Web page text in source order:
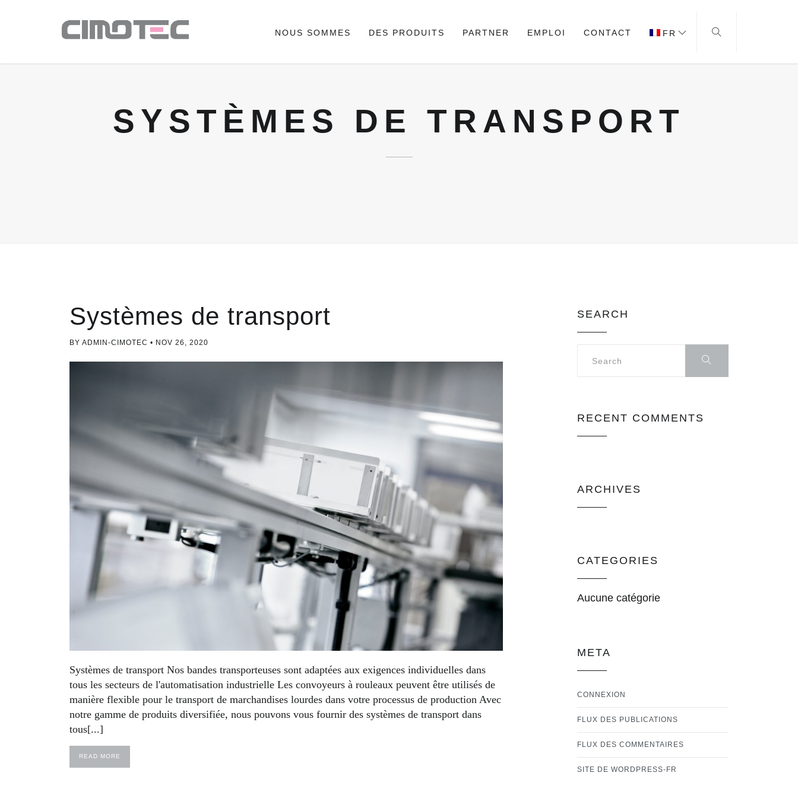
NOUS SOMMES DES PRODUITS PARTNER EMPLOI CONTACT FR
SYSTÈMES DE TRANSPORT
Systèmes de transport
BY ADMIN-CIMOTEC NOV 26, 2020
Systèmes de transport Nos bandes transporteuses sont adaptées aux exigences individuelles dans
tous les secteurs de l'automatisation industrielle Les convoyeurs à rouleaux peuvent être utilisés de
manière flexible pour le transport de marchandises lourdes dans votre processus de production Avec
notre gamme de produits diversifiée, nous pouvons vous fournir des systèmes de transport dans
tous[...]
READ MORE
SEARCH
RECENT COMMENTS
ARCHIVES
CATEGORIES
Aucune catégorie
META
CONNEXION
FLUX DES PUBLICATIONS
FLUX DES COMMENTAIRES
SITE DE WORDPRESS-FR